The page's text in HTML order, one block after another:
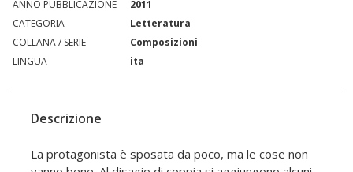
ANNO PUBBLICAZIONE
2011
CATEGORIA
Letteratura
COLLANA / SERIE
Composizioni
LINGUA
ita
Descrizione
La protagonista è sposata da poco, ma le cose non